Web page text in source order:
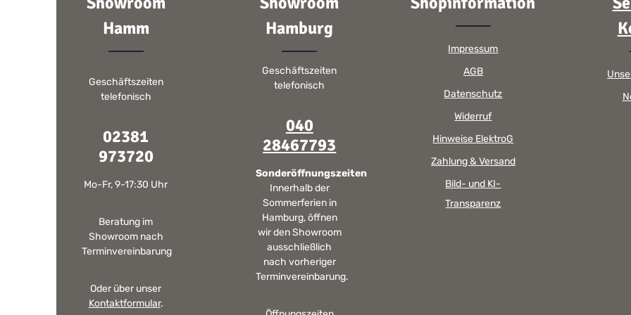
Hamm
Geschäftszeiten
telefonisch
02381
973720
Mo-Fr, 9-17:30 Uhr
Beratung im
Showroom nach
Terminvereinbarung
Oder über unser
Kontaktformular.
Hamburg
Geschäftszeiten
telefonisch
040
28467793
Sonderöffnungszeiten
Innerhalb der
Sommerferien in
Hamburg, öffnen
wir den Showroom
ausschließlich
nach vorheriger
Terminvereinbarung.
Impressum
AGB
Datenschutz
Widerruf
Hinweise ElektroG
Zahlung & Versand
Bild- und KI-
Transparenz